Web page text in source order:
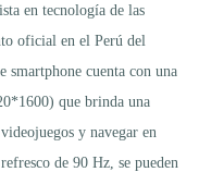
en tecnología de las
oficial en el Perú del
smartphone cuenta con una
que brinda una
y navegar en
de 90 Hz, se pueden